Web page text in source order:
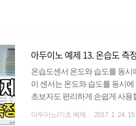
아두이노 예제 13. 온습도 측
온습도센서 온도와 습도를 동시
이 센서는 온도와 습도를 동시
초보자도 편리하게 손쉽게 사용
아두이노/기초 예제 2017. 1. 24.